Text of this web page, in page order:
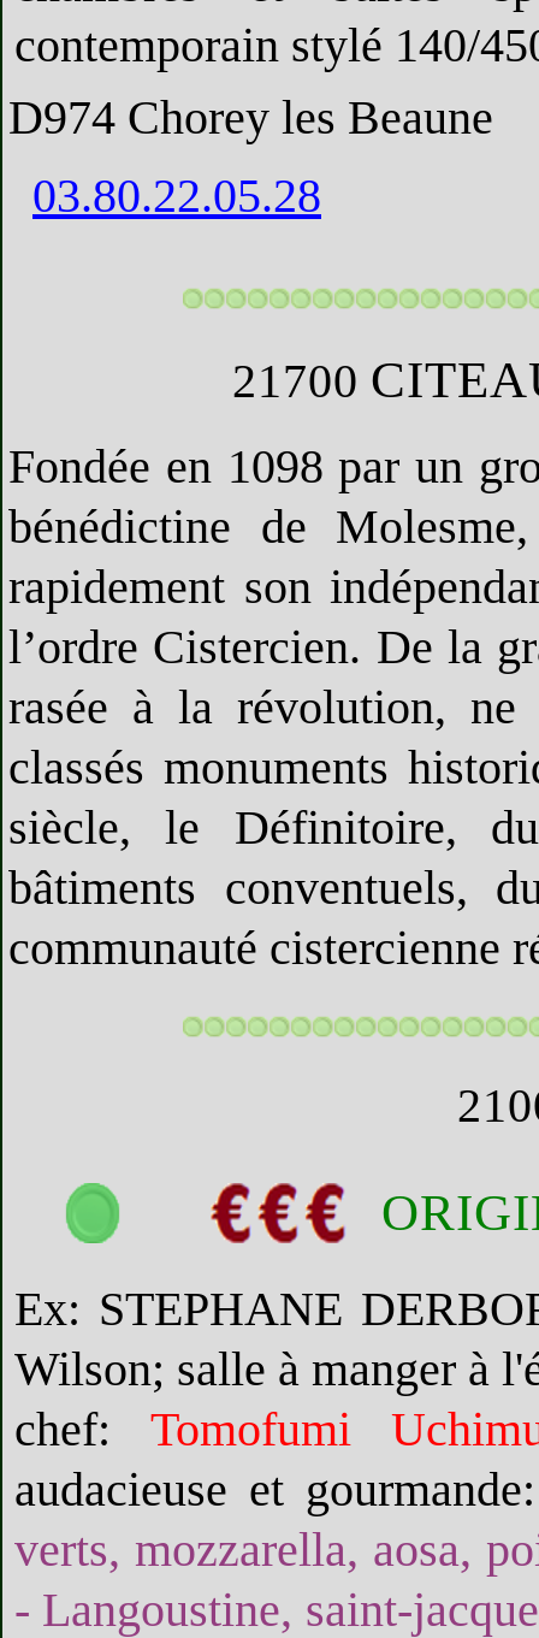
contemporain stylé 140/
D974 Chorey les Beaune
03.80.22.05.28
21700
Fondée en 1098 par un
bénédictine de
rapidement son
l’ordre Cistercien. De la
rasée à la révolution, ne
classés monuments
siècle, le Définitoire,
bâtiments conventuels,
communauté cistercienne
Ex: STEPHANE
Wilson; salle à manger à
chef: Tomofumi
audacieuse et
verts, mozzarella, aosa,
- Langoustine, saint-